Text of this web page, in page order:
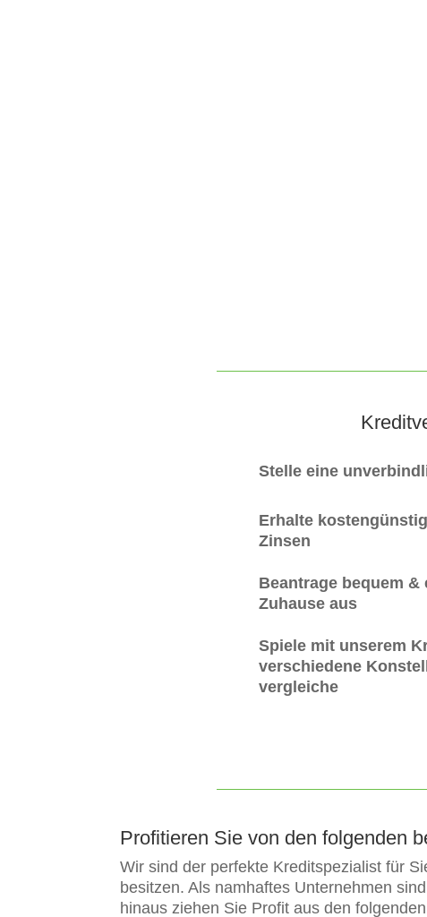
Stelle eine
Erhalte
Zinsen
Beantrage bequem &
Zuhause aus
Spiele mit unserem
verschiedene
vergleiche
Profitieren Sie von den folgenden
Wir sind der perfekte Kreditspezialist für
besitzen. Als namhaftes Unternehmen
hinaus ziehen Sie Profit aus den